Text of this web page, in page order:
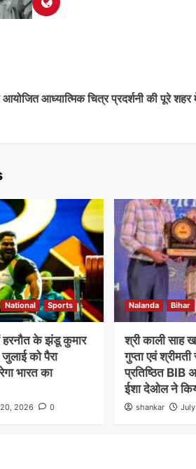
आयोजित आध्यात्मिक चित्र प्रदर्शनी की पूरे शहर
National Sports
के झंडू कुमार
को पैरा
भारत का
2026 0
Nalanda Bihar
श्री काली साह
गुप्ता एवं श्रीमती
प्रतिष्ठित BIB
ईशा देओल ने
shankar